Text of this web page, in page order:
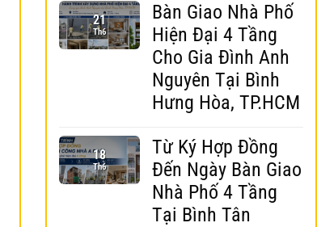
21
Th6
Bàn Giao Nhà Phố
Hiện Đại 4 Tầng
Cho Gia Đình Anh
Nguyên Tại Bình
Hưng Hòa, TP.HCM
18
Th6
Từ Ký Hợp Đồng
Đến Ngày Bàn Giao
Nhà Phố 4 Tầng
Tại Bình Tân